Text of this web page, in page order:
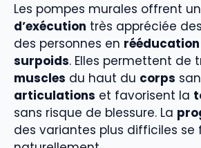
Les pompes murales offrent
d’exécution très appréciée des
des personnes en rééducation
surpoids. Elles permettent de
muscles du haut du corps
articulations et favorisent la
sans risque de blessure. La
des variantes plus difficiles se